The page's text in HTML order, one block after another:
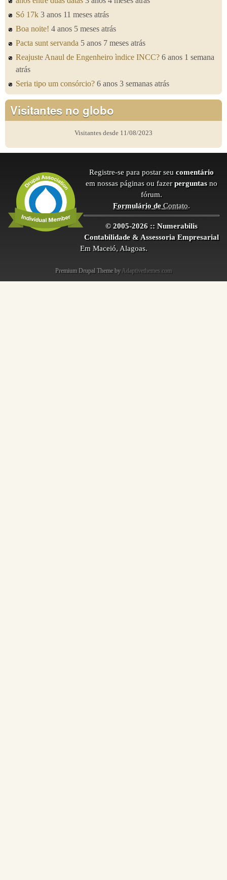
Só 17k 3 anos 11 meses atrás
Boa noite! 4 anos 5 meses atrás
Pacta sunt servanda 5 anos 7 meses atrás
Reajuste Anaul de Engenheiro ìndice INCC? 6 anos 1 semana
atrás
Seria tipo um consórcio? 6 anos 3 semanas atrás
Visitantes no globo
Visitantes desde 11/08/2023
Registre-se para postar seu comentário
em nossas páginas ou fazer perguntas no
fórum.
Formulário deContato.
© 2005-2026 :: Numerabilis
Contabilidade & Assessoria Empresarial
Em Maceió, Alagoas.
Premium Drupal Theme by Adaptivethemes.com